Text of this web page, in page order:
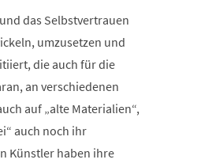
das Selbstvertrauen
umzusetzen und
die auch für die
an verschiedenen
auf „alte Materialien“,
auch noch ihr
Künstler haben ihre